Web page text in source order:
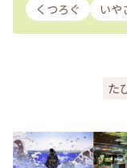
くつろぐ
いや
た